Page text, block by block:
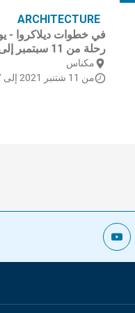
ARCHITECTURE
رحلة من 11 سبتمبر إلى 17 أكتوبر 2021
مكناس
من 11 شتنبر 2021
إلى 17 أكتوبر 2021